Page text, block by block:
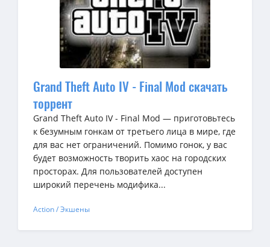
Grand Theft Auto IV - Final Mod скачать
торрент
Grand Theft Auto IV - Final Mod — приготовьтесь
к безумным гонкам от третьего лица в мире, где
для вас нет ограничений. Помимо гонок, у вас
будет возможность творить хаос на городских
просторах. Для пользователей доступен
широкий перечень модифика...
Action / Экшены